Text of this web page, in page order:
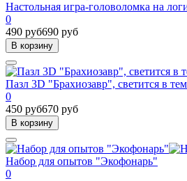
Настольная игра-головоломка на
0
490 руб690 руб
В корзину
Пазл 3D "Брахиозавр", светится в
0
450 руб670 руб
В корзину
Набор для опытов "Экофонарь"
0